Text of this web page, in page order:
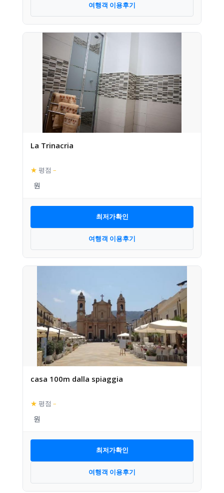
여행객 이용후기
La Trinacria
★ 평점 –
최저가확인
여행객 이용후기
casa 100m dalla spiaggia
★ 평점 –
최저가확인
여행객 이용후기